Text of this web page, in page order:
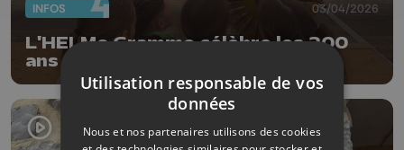
INFOS 03/04/2026
L'HELMo Gramme célèbre les 200
ans de Zénobe Gramme par un
"Dynamo Day"
Utilisation responsable de vos
données
Nous et nos partenaires utilisons des cookies